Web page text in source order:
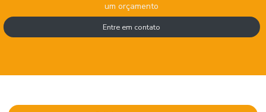
um orçamento
Entre em contato